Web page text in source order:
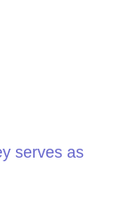
serves as